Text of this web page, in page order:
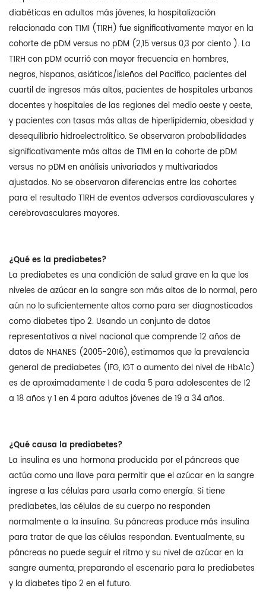
diabéticas en adultos más jóvenes, la hospitalización
relacionada con T1MI (T1RH) fue significativamente mayor en la
cohorte de pDM versus no pDM (2,15 versus 0,3 por ciento ). La
T1RH con pDM ocurrió con mayor frecuencia en hombres,
negros, hispanos, asiáticos/isleños del Pacífico, pacientes del
cuartil de ingresos más altos, pacientes de hospitales urbanos
docentes y hospitales de las regiones del medio oeste y oeste,
y pacientes con tasas más altas de hiperlipidemia, obesidad y
desequilibrio hidroelectrolítico. Se observaron probabilidades
significativamente más altas de T1MI en la cohorte de pDM
versus no pDM en análisis univariados y multivariados
ajustados. No se observaron diferencias entre las cohortes
para el resultado T1RH de eventos adversos cardiovasculares y
cerebrovasculares mayores.
¿Qué es la prediabetes?
La prediabetes es una condición de salud grave en la que los
niveles de azúcar en la sangre son más altos de lo normal, pero
aún no lo suficientemente altos como para ser diagnosticados
como diabetes tipo 2. Usando un conjunto de datos
representativos a nivel nacional que comprende 12 años de
datos de NHANES (2005-2016), estimamos que la prevalencia
general de prediabetes (IFG, IGT o aumento del nivel de HbA1c)
es de aproximadamente 1 de cada 5 para adolescentes de 12
a 18 años y 1 en 4 para adultos jóvenes de 19 a 34 años.
¿Qué causa la prediabetes?
La insulina es una hormona producida por el páncreas que
actúa como una llave para permitir que el azúcar en la sangre
ingrese a las células para usarla como energía. Si tiene
prediabetes, las células de su cuerpo no responden
normalmente a la insulina. Su páncreas produce más insulina
para tratar de que las células respondan. Eventualmente, su
páncreas no puede seguir el ritmo y su nivel de azúcar en la
sangre aumenta, preparando el escenario para la prediabetes
y la diabetes tipo 2 en el futuro.